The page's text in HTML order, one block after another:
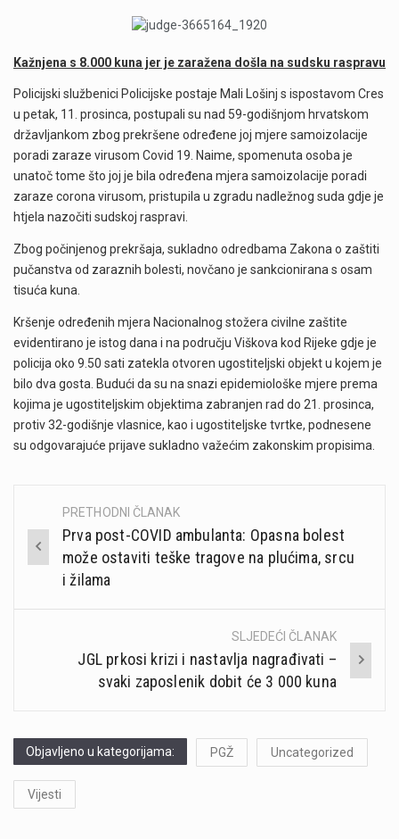
Kažnjena s 8.000 kuna jer je zaražena došla na sudsku raspravu
Policijski službenici Policijske postaje Mali Lošinj s ispostavom Cres
u petak, 11. prosinca, postupali su nad 59-godišnjom hrvatskom
državljankom zbog prekršene određene joj mjere samoizolacije
poradi zaraze virusom Covid 19. Naime, spomenuta osoba je
unatoč tome što joj je bila određena mjera samoizolacije poradi
zaraze corona virusom, pristupila u zgradu nadležnog suda gdje je
htjela nazočiti sudskoj raspravi.
Zbog počinjenog prekršaja, sukladno odredbama Zakona o zaštiti
pučanstva od zaraznih bolesti, novčano je sankcionirana s osam
tisuća kuna.
Kršenje određenih mjera Nacionalnog stožera civilne zaštite
evidentirano je istog dana i na području Viškova kod Rijeke gdje je
policija oko 9.50 sati zatekla otvoren ugostiteljski objekt u kojem je
bilo dva gosta. Budući da su na snazi epidemiološke mjere prema
kojima je ugostiteljskim objektima zabranjen rad do 21. prosinca,
protiv 32-godišnje vlasnice, kao i ugostiteljske tvrtke, podnesene
su odgovarajuće prijave sukladno važećim zakonskim propisima.
Post
navigation
PRETHODNI ČLANAK
Prva post-COVID ambulanta: Opasna bolest
može ostaviti teške tragove na plućima, srcu
i žilama
SLJEDEĆI ČLANAK
JGL prkosi krizi i nastavlja nagrađivati –
svaki zaposlenik dobit će 3 000 kuna
Objavljeno u kategorijama: PGŽ Uncategorized
Vijesti